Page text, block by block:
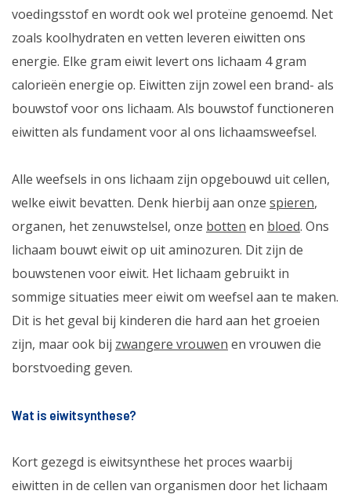
voedingsstof en wordt ook wel proteïne genoemd. Net
zoals koolhydraten en vetten leveren eiwitten ons
energie. Elke gram eiwit levert ons lichaam 4 gram
calorieën energie op. Eiwitten zijn zowel een brand- als
bouwstof voor ons lichaam. Als bouwstof functioneren
eiwitten als fundament voor al ons lichaamsweefsel.
Alle weefsels in ons lichaam zijn opgebouwd uit cellen,
welke eiwit bevatten. Denk hierbij aan onze spieren,
organen, het zenuwstelsel, onze botten en bloed. Ons
lichaam bouwt eiwit op uit aminozuren. Dit zijn de
bouwstenen voor eiwit. Het lichaam gebruikt in
sommige situaties meer eiwit om weefsel aan te maken.
Dit is het geval bij kinderen die hard aan het groeien
zijn, maar ook bij zwangere vrouwen en vrouwen die
borstvoeding geven.
Wat is eiwitsynthese?
Kort gezegd is eiwitsynthese het proces waarbij
eiwitten in de cellen van organismen door het lichaam